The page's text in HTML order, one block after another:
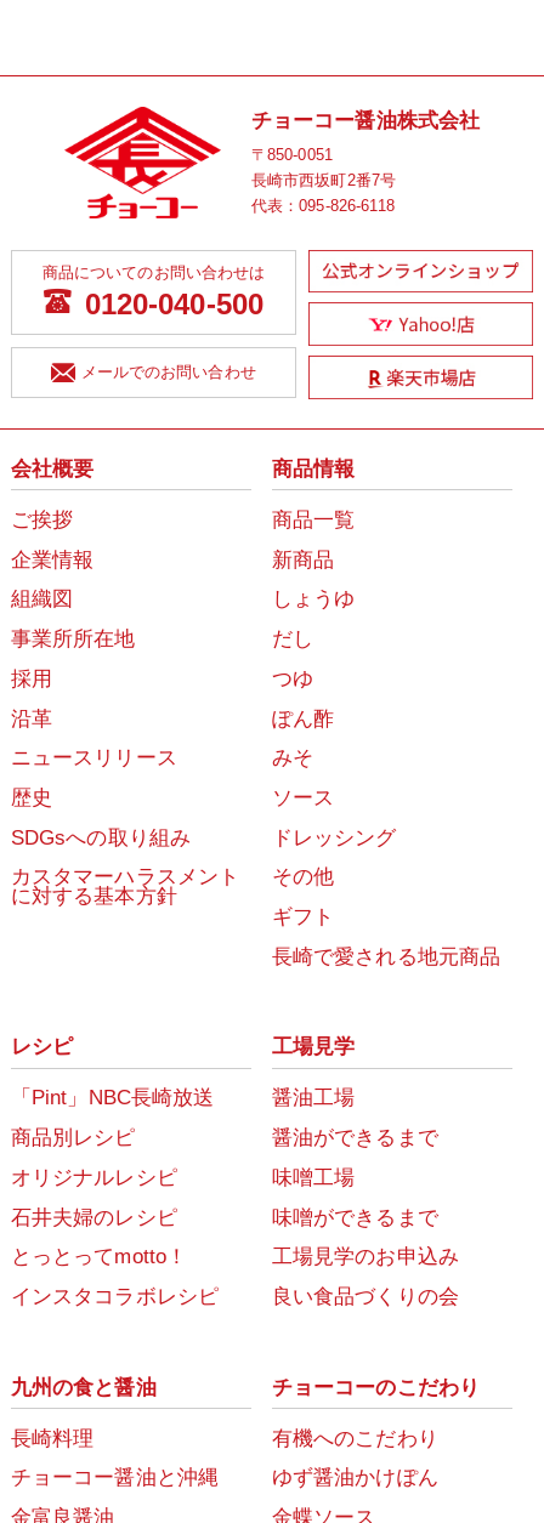
チョーコー醤油株式会社
〒850-0051
長崎市西坂町2番7号
代表：095-826-6118
商品についてのお問い合わせは
0120-040-500
メールでのお問い合わせ
会社概要
ご挨拶
企業情報
組織図
事業所所在地
採用
沿革
ニュースリリース
歴史
SDGsへの取り組み
カスタマーハラスメント
に対する基本方針
商品情報
商品一覧
新商品
しょうゆ
だし
つゆ
ぽん酢
みそ
ソース
ドレッシング
その他
ギフト
長崎で愛される地元商品
レシピ
「Pint」NBC長崎放送
商品別レシピ
オリジナルレシピ
石井夫婦のレシピ
とっとってmotto！
インスタコラボレシピ
工場見学
醤油工場
醤油ができるまで
味噌工場
味噌ができるまで
工場見学のお申込み
良い食品づくりの会
九州の食と醤油
長崎料理
チョーコー醤油と沖縄
金富良醤油
チョーコーのこだわり
有機へのこだわり
ゆず醤油かけぽん
金蝶ソース